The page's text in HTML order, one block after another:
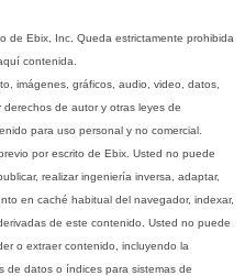
de Ebix, Inc. Queda estrictamente prohibida
contenida.
imágenes, gráficos, audio, video, datos,
de autor y otras leyes de
para uso personal y no comercial.
por escrito de Ebix. Usted no puede
realizar ingeniería inversa, adaptar,
en caché habitual del navegador, indexar,
de este contenido. Usted no puede
o extraer contenido, incluyendo la
de datos o índices para sistemas de